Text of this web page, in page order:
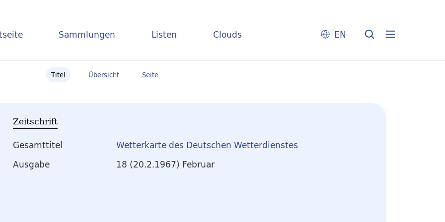
Sammlungen Listen Clouds EN
Titel Übersicht Seite
Zeitschrift
Gesamttitel
Wetterkarte des Deutschen Wetterdienstes
Ausgabe
18 (20.2.1967) Februar